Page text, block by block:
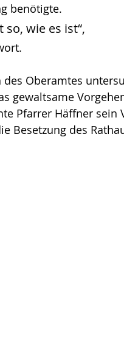
benötigte.
so, wie es ist“,
des Oberamtes
gewaltsame
Pfarrer Häffner
Besetzung des